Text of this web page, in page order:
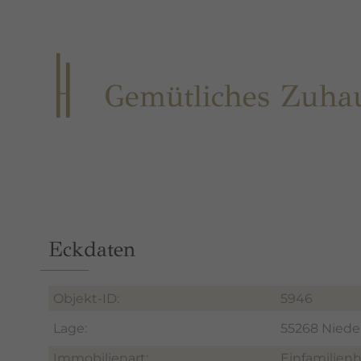
Gemütliches
Eckdaten
Objekt-ID:
5946
Lage:
55268